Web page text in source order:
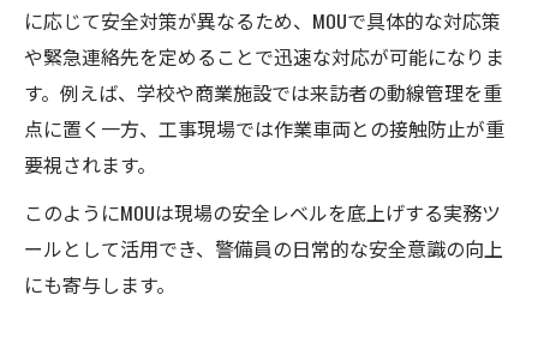
に応じて安全対策が異なるため、MOUで具体的な対応策
や緊急連絡先を定めることで迅速な対応が可能になりま
す。例えば、学校や商業施設では来訪者の動線管理を重
点に置く一方、工事現場では作業車両との接触防止が重
要視されます。
このようにMOUは現場の安全レベルを底上げする実務ツ
ールとして活用でき、警備員の日常的な安全意識の向上
にも寄与します。